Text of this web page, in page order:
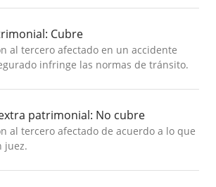
: Cubre
al tercero afectado en un accidente
infringe las normas de tránsito.
patrimonial: No cubre
al tercero afectado de acuerdo a lo que
juez.